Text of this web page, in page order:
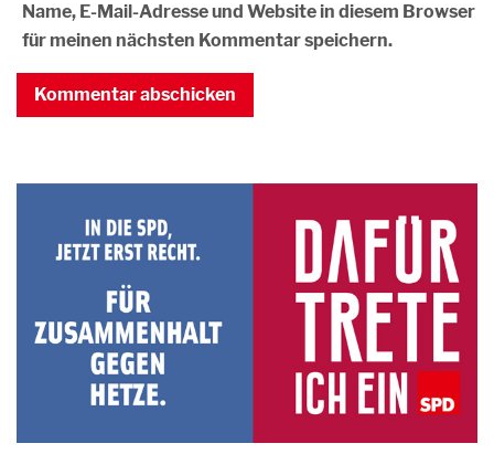
Name, E-Mail-Adresse und Website in diesem Browser
für meinen nächsten Kommentar speichern.